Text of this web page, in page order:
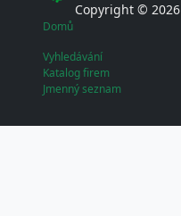
Copyright © 2026
Domů
Vyhledávání
Katalog firem
Jmenný seznam